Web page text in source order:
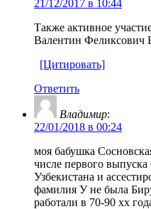
21/12/2017 в 10:44
Также активное
Валентин Феликсович
[Цитировать]
Ответить
Владимир:
22/01/2018 в 00:24
моя бабушка
числе первого
Узбекистана и
фамилия У не была
работали в 70-90 хх